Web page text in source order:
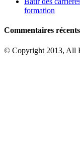
formation
Commentaires récents
© Copyright 2013, All